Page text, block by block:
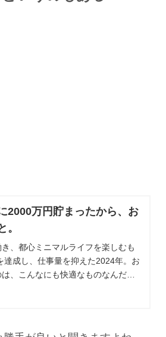
2000万円貯まったから、お
。
、都心ミニマルライフを楽しむも
成し、仕事量を抑えた2024年。お
、こんなにも快適なものなんだ